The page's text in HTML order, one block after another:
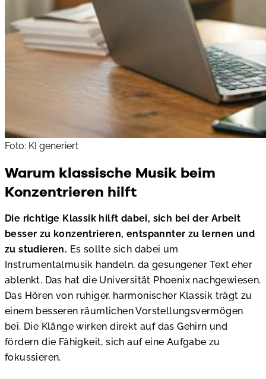
Foto: KI generiert
Warum klassische Musik beim
Konzentrieren hilft
Die richtige Klassik hilft dabei, sich bei der Arbeit
besser zu konzentrieren, entspannter zu lernen und
zu studieren. Es sollte sich dabei um
Instrumentalmusik handeln, da gesungener Text eher
ablenkt. Das hat die Universität Phoenix nachgewiesen.
Das Hören von ruhiger, harmonischer Klassik trägt zu
einem besseren räumlichen Vorstellungsvermögen
bei. Die Klänge wirken direkt auf das Gehirn und
fördern die Fähigkeit, sich auf eine Aufgabe zu
fokussieren.